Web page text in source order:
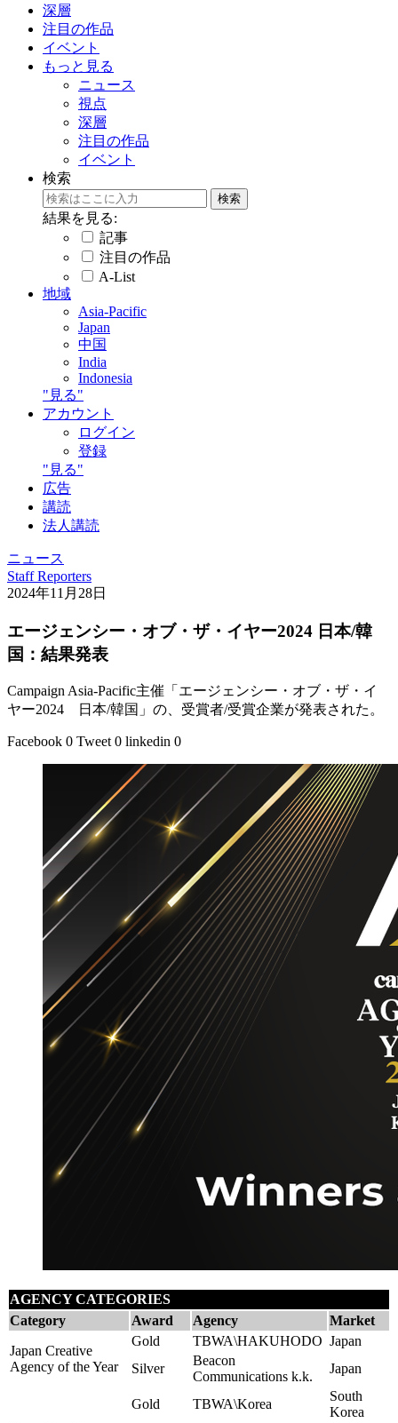
深層
注目の作品
イベント
もっと見る
ニュース
視点
深層
注目の作品
イベント
検索
結果を見る:
記事
注目の作品
A-List
地域
Asia-Pacific
Japan
中国
India
Indonesia
"見る"
アカウント
ログイン
登録
"見る"
広告
講読
法人講読
ニュース
Staff Reporters
2024年11月28日
エージェンシー・オブ・ザ・イヤー2024 日本/韓
国：結果発表
Campaign Asia-Pacific主催「エージェンシー・オブ・ザ・イ
ヤー2024 日本/韓国」の、受賞者/受賞企業が発表された。
Facebook 0 Tweet 0 linkedin 0
AGENCY CATEGORIES
Category
Award Agency
Market
Japan Creative
Agency of the Year
Gold TBWA\HAKUHODO Japan
Silver
Beacon
Communications k.k.
Japan
Gold TBWA\Korea
South
Korea